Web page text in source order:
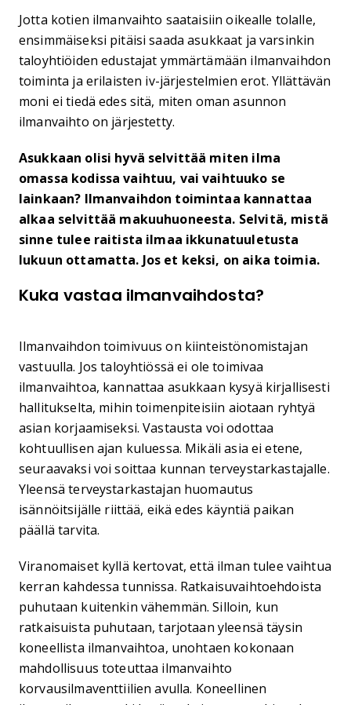
Jotta kotien ilmanvaihto saataisiin oikealle tolalle,
ensimmäiseksi pitäisi saada asukkaat ja varsinkin
taloyhtiöiden edustajat ymmärtämään ilmanvaihdon
toiminta ja erilaisten iv-järjestelmien erot. Yllättävän
moni ei tiedä edes sitä, miten oman asunnon
ilmanvaihto on järjestetty.
Asukkaan olisi hyvä selvittää miten ilma
omassa kodissa vaihtuu, vai vaihtuuko se
lainkaan? Ilmanvaihdon toimintaa kannattaa
alkaa selvittää makuuhuoneesta. Selvitä, mistä
sinne tulee raitista ilmaa ikkunatuuletusta
lukuun ottamatta. Jos et keksi, on aika toimia.
Kuka vastaa ilmanvaihdosta?
Ilmanvaihdon toimivuus on kiinteistönomistajan
vastuulla. Jos taloyhtiössä ei ole toimivaa
ilmanvaihtoa, kannattaa asukkaan kysyä kirjallisesti
hallitukselta, mihin toimenpiteisiin aiotaan ryhtyä
asian korjaamiseksi. Vastausta voi odottaa
kohtuullisen ajan kuluessa. Mikäli asia ei etene,
seuraavaksi voi soittaa kunnan terveystarkastajalle.
Yleensä terveystarkastajan huomautus
isännöitsijälle riittää, eikä edes käyntiä paikan
päällä tarvita.
Viranomaiset kyllä kertovat, että ilman tulee vaihtua
kerran kahdessa tunnissa. Ratkaisuvaihtoehdoista
puhutaan kuitenkin vähemmän. Silloin, kun
ratkaisuista puhutaan, tarjotaan yleensä täysin
koneellista ilmanvaihtoa, unohtaen kokonaan
mahdollisuus toteuttaa ilmanvaihto
korvausilmaventtiilien avulla. Koneellinen